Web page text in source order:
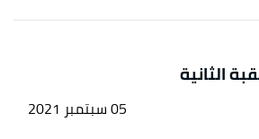
الثانية
05 سبتمبر 2021